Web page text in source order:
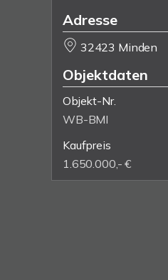
Adresse
32423 Minden
Objektdaten
Objekt-Nr.
WB-BMI
Kaufpreis
1.650.000,- €